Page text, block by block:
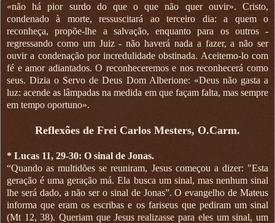
«não há pior surdo do que o que não quer ouvir». Cristo,
condenado à morte, ressuscitará ao terceiro dia: a quem o
reconheça, propõe-lhe a salvação, enquanto para os outros -
regressando como um Juiz - não haverá nada a fazer, a não ser
ouvir a condenação por incredulidade obstinada. Aceitemo-lo com
fé e amor adiantados. O reconheceremos e nos reconhecerá como
seus. Dizia o Servo de Deus Dom Alberione: «Deus não gasta a
luz: acende as lâmpadas na medida em que façam falta, mas sempre
em tempo oportuno».
Reflexões de Frei Carlos Mesters, O.Carm.
* Lucas 11, 29-30: O sinal de Jonas.
“Quando as multidões se reuniram, Jesus começou a dizer: "Esta
geração é uma geração má. Ela busca um sinal, mas nenhum sinal
lhe será dado, a não ser o sinal de Jonas”. O evangelho de Mateus
informa que eram os escribas e os fariseus que pediram um sinal
(Mt 12, 38). Queriam que Jesus realizasse para eles um sinal, um